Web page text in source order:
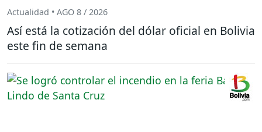
Actualidad • AGO 8 / 2026
Así está la cotización del dólar oficial en Bolivia
este fin de semana